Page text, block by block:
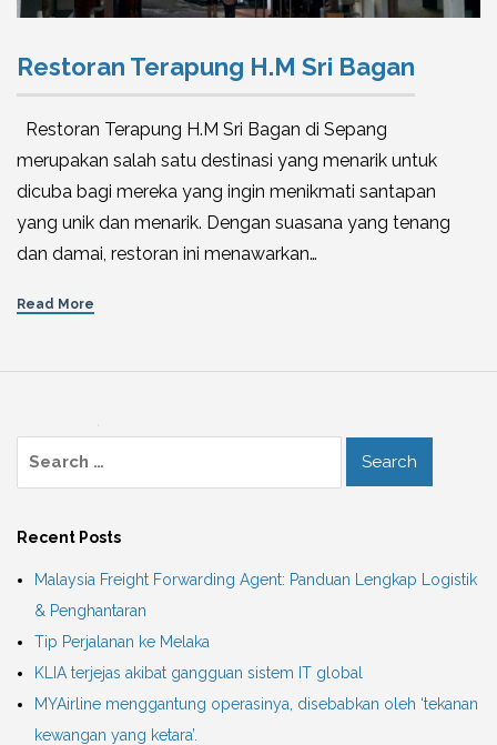
Restoran Terapung H.M Sri Bagan
Restoran Terapung H.M Sri Bagan di Sepang
merupakan salah satu destinasi yang menarik untuk
dicuba bagi mereka yang ingin menikmati santapan
yang unik dan menarik. Dengan suasana yang tenang
dan damai, restoran ini menawarkan…
Read More
Recent Posts
Malaysia Freight Forwarding Agent: Panduan Lengkap Logistik
& Penghantaran
Tip Perjalanan ke Melaka
KLIA terjejas akibat gangguan sistem IT global
MYAirline menggantung operasinya, disebabkan oleh ‘tekanan
kewangan yang ketara’.